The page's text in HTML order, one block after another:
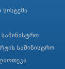
სამინისტრო